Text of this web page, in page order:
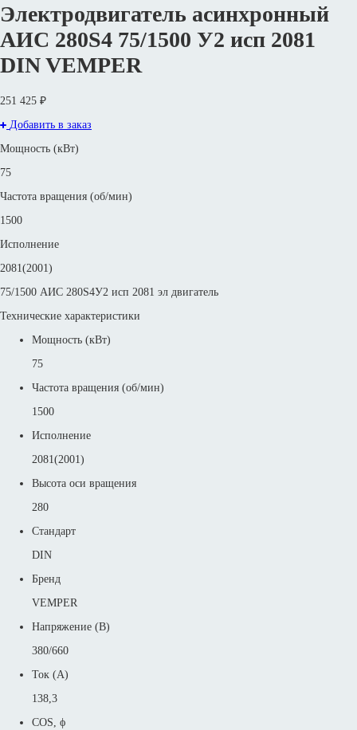
Электродвигатель асинхронный
АИС 280S4 75/1500 У2 исп 2081
DIN VEMPER
251 425 ₽
Добавить в заказ
Мощность (кВт)
75
Частота вращения (об/мин)
1500
Исполнение
2081(2001)
75/1500 АИС 280S4У2 исп 2081 эл двигатель
Технические характеристики
Мощность (кВт)
75
Частота вращения (об/мин)
1500
Исполнение
2081(2001)
Высота оси вращения
280
Стандарт
DIN
Бренд
VEMPER
Напряжение (В)
380/660
Ток (А)
138,3
COS, ϕ